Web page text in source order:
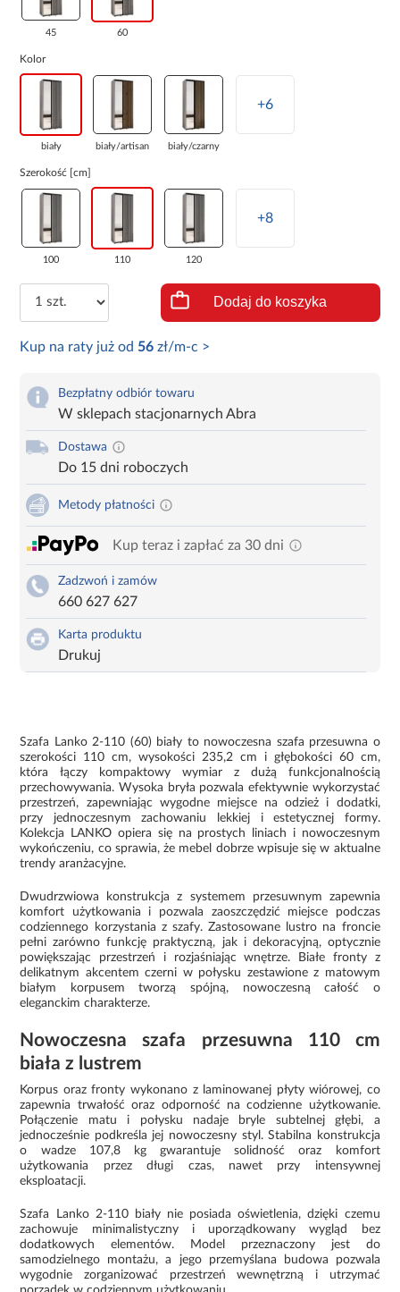
45 60
Kolor
biały biały/artisan biały/czarny
+6
Szerokość [cm]
100 110 120
+8
Dodaj do koszyka
Kup na raty już od 56 zł/m-c >
Bezpłatny odbiór towaru
W sklepach stacjonarnych Abra
Dostawa
Do 15 dni roboczych
Metody płatności
Kup teraz i zapłać za 30 dni
Zadzwoń i zamów
660 627 627
Karta produktu
Drukuj
Szafa Lanko 2-110 (60) biały to nowoczesna szafa przesuwna o
szerokości 110 cm, wysokości 235,2 cm i głębokości 60 cm,
która łączy kompaktowy wymiar z dużą funkcjonalnością
przechowywania. Wysoka bryła pozwala efektywnie wykorzystać
przestrzeń, zapewniając wygodne miejsce na odzież i dodatki,
przy jednoczesnym zachowaniu lekkiej i estetycznej formy.
Kolekcja LANKO opiera się na prostych liniach i nowoczesnym
wykończeniu, co sprawia, że mebel dobrze wpisuje się w aktualne
trendy aranżacyjne.
Dwudrzwiowa konstrukcja z systemem przesuwnym zapewnia
komfort użytkowania i pozwala zaoszczędzić miejsce podczas
codziennego korzystania z szafy. Zastosowane lustro na froncie
pełni zarówno funkcję praktyczną, jak i dekoracyjną, optycznie
powiększając przestrzeń i rozjaśniając wnętrze. Białe fronty z
delikatnym akcentem czerni w połysku zestawione z matowym
białym korpusem tworzą spójną, nowoczesną całość o
eleganckim charakterze.
Nowoczesna szafa przesuwna 110 cm
biała z lustrem
Korpus oraz fronty wykonano z laminowanej płyty wiórowej, co
zapewnia trwałość oraz odporność na codzienne użytkowanie.
Połączenie matu i połysku nadaje bryle subtelnej głębi, a
jednocześnie podkreśla jej nowoczesny styl. Stabilna konstrukcja
o wadze 107,8 kg gwarantuje solidność oraz komfort
użytkowania przez długi czas, nawet przy intensywnej
eksploatacji.
Szafa Lanko 2-110 biały nie posiada oświetlenia, dzięki czemu
zachowuje minimalistyczny i uporządkowany wygląd bez
dodatkowych elementów. Model przeznaczony jest do
samodzielnego montażu, a jego przemyślana budowa pozwala
wygodnie zorganizować przestrzeń wewnętrzną i utrzymać